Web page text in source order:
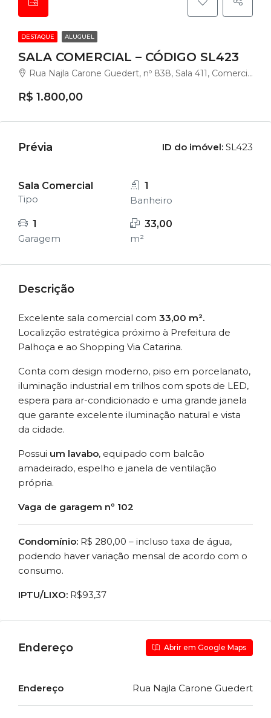
DESTAQUE ALUGUEL
SALA COMERCIAL – CÓDIGO SL423
Rua Najla Carone Guedert, nº 838, Sala 411, Comercial ALM, Pagani, Palhoça - SC.
R$ 1.800,00
Prévia ID do imóvel: SL423
Sala Comercial
Tipo
1
Banheiro
1
Garagem
33,00
m²
Descrição
Excelente sala comercial com 33,00 m².
Localizção estratégica próximo à Prefeitura de
Palhoça e ao Shopping Via Catarina.
Conta com design moderno, piso em porcelanato,
iluminação industrial em trilhos com spots de LED,
espera para ar-condicionado e uma grande janela
que garante excelente iluminação natural e vista
da cidade.
Possui um lavabo, equipado com balcão
amadeirado, espelho e janela de ventilação
própria.
Vaga de garagem nº 102
Condomínio: R$ 280,00 – incluso taxa de água,
podendo haver variação mensal de acordo com o
consumo.
IPTU/LIXO: R$93,37
Endereço Abrir em Google Maps
Endereço Rua Najla Carone Guedert